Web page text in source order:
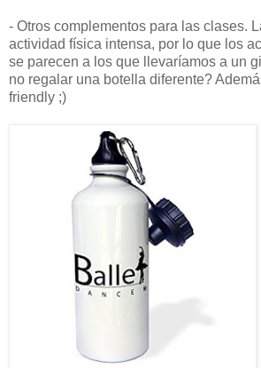
- Otros complementos para las clases.
actividad física intensa, por lo que los
se parecen a los que llevaríamos a un
no regalar una botella diferente?
friendly ;)